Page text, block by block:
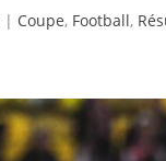
| Coupe, Football,